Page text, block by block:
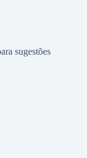
sugestões